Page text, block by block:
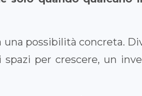
possibilità concreta.
per crescere, un